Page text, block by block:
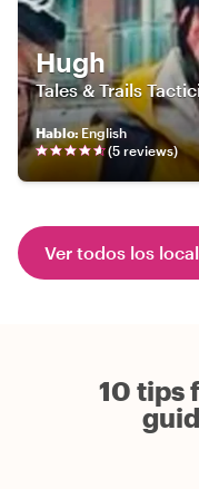
Hugh
Tales & Trails
Hablo:English
(5 reviews)
Ver todos los
10 tips